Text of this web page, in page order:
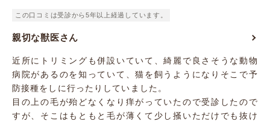
この口コミは受診から5年以上経過しています。
親切な獣医さん
近所にトリミングも併設いていて、綺麗で良さそうな動物
病院があるのを知っていて、猫を飼うようになりそこで予
防接種をしに行ったりしていました。
目の上の毛が殆どなくなり痒がっていたので受診したので
すが、そこはもともと毛が薄くて少し掻いただけでも抜け